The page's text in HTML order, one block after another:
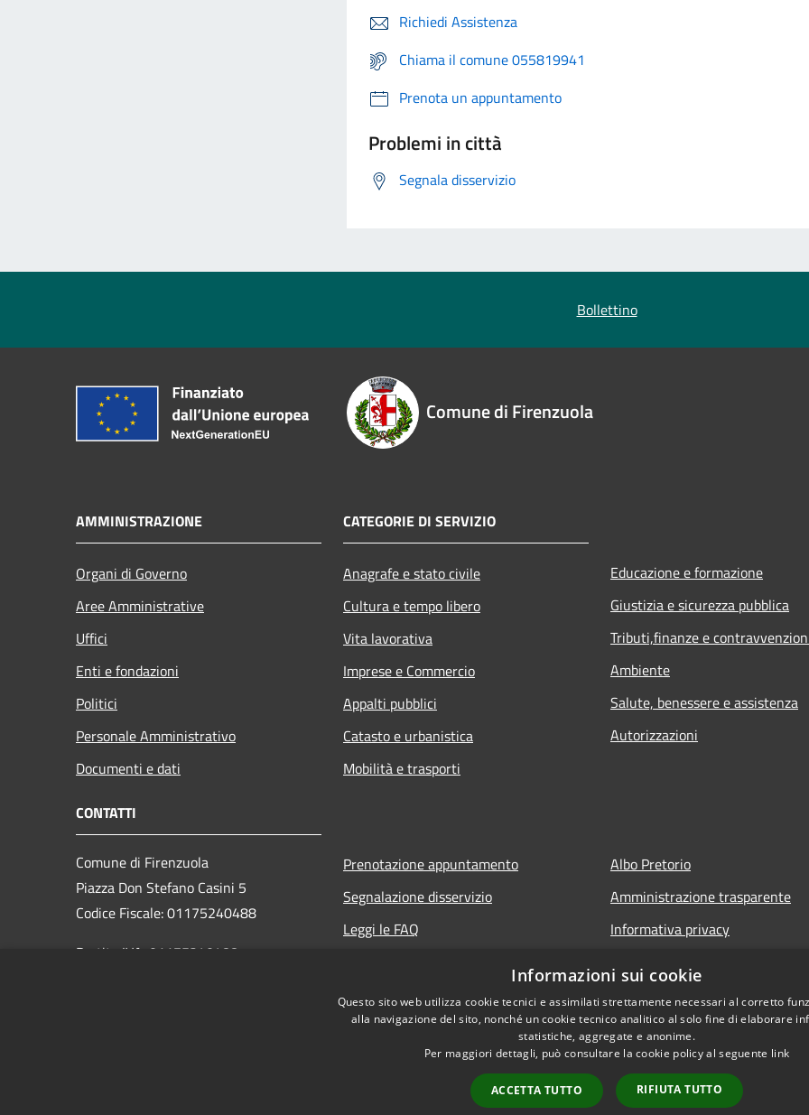
Richiedi Assistenza
Chiama il comune 055819941
Prenota un appuntamento
Problemi in città
Segnala disservizio
Bollettino
Comune di Firenzuola
AMMINISTRAZIONE
Organi di Governo
Aree Amministrative
Uffici
Enti e fondazioni
Politici
Personale Amministrativo
Documenti e dati
CATEGORIE DI SERVIZIO
Anagrafe e stato civile
Cultura e tempo libero
Vita lavorativa
Imprese e Commercio
Appalti pubblici
Catasto e urbanistica
Mobilità e trasporti
Educazione e formazione
Giustizia e sicurezza pubblica
Tributi,finanze e
Ambiente
Salute, benessere e assistenza
Autorizzazioni
CONTATTI
Comune di Firenzuola
Piazza Don Stefano Casini 5
Codice Fiscale: 01175240488
Partita IVA: 01175240488
Prenotazione appuntamento
Segnalazione disservizio
Leggi le FAQ
Albo Pretorio
Amministrazione trasparente
Informativa privacy
Dichiarazione di accessibilità
Informazioni sui cookie
Questo sito web utilizza cookie tecnici e assimilati strettamente necessari al corretto
alla navigazione del sito, nonché un cookie tecnico analitico al solo fine di elaborare
statistiche, aggregate e anonime.
Per maggiori dettagli, può consultare la cookie policy al seguente link
ACCETTA TUTTO RIFIUTA TUTTO